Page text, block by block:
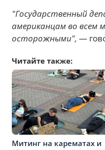
"Государственный
американцам во всем
осторожными", —
Читайте также:
Митинг на карематах и